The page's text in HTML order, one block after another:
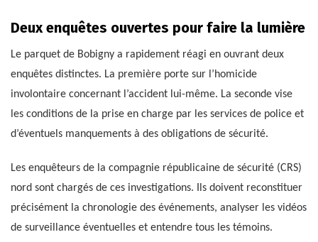
Deux enquêtes ouvertes pour faire la lumière
Le parquet de Bobigny a rapidement réagi en ouvrant deux
enquêtes distinctes. La première porte sur l’homicide
involontaire concernant l’accident lui-même. La seconde vise
les conditions de la prise en charge par les services de police et
d’éventuels manquements à des obligations de sécurité.
Les enquêteurs de la compagnie républicaine de sécurité (CRS)
nord sont chargés de ces investigations. Ils doivent reconstituer
précisément la chronologie des événements, analyser les vidéos
de surveillance éventuelles et entendre tous les témoins.